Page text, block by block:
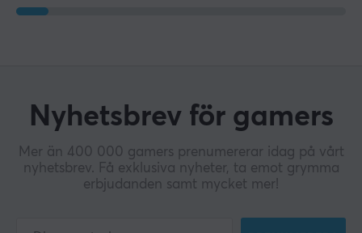
Nyhetsbrev för gamers
Mer än 400 000 gamers prenumererar idag på vårt
nyhetsbrev. Få exklusiva nyheter, ta emot grymma
erbjudanden samt mycket mer!